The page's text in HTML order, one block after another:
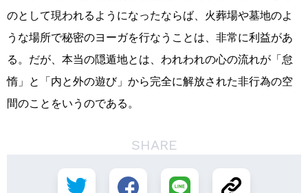
のとして現われるようになったならば、火葬場や墓地のよ
うな場所で秘密のヨーガを行なうことは、非常に利益があ
る。だが、本当の隠遁地とは、われわれの心の流れが「怠
惰」と「内と外の遊び」から完全に解放された非行為の空
間のことをいうのである。
SHARE